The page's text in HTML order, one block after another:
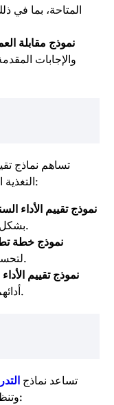
المتاحة، بما في
نموذج مقابلة
والإجابات
تساهم نماذج
التغذية الراجعة لتحسين الأداء. تشمل هذه النماذج:
نموذج تقييم الأداء
بشكل دوري وتحديد نقاط القوة والضعف.
نموذج خطة
لتحسين أداء الموظفين وتطوير مهاراتهم.
نموذج تقييم
أدائهم بأنفسهم وتحديد مجالات التحسين.
تساعد نماذج
وتنظيم البرامج التدريبية. من أبرز هذه النماذج: